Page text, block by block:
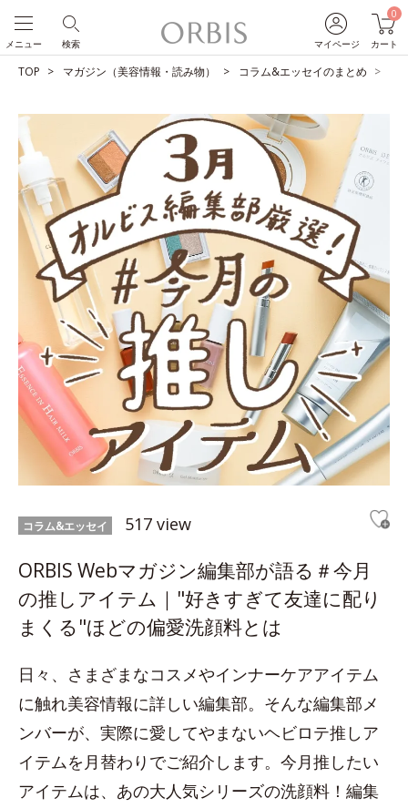
マイページ
0
カート
検索
メニュー
TOP マガジン（美容情報・読み物） コラム&エッセイのまとめ
コラム&エッセイ 517 view
ORBIS Webマガジン編集部が語る＃今月
の推しアイテム｜"好きすぎて友達に配り
まくる"ほどの偏愛洗顔料とは
日々、さまざまなコスメやインナーケアアイテム
に触れ美容情報に詳しい編集部。そんな編集部メ
ンバーが、実際に愛してやまないヘビロテ推しア
イテムを月替わりでご紹介します。今月推したい
アイテムは、あの大人気シリーズの洗顔料！編集